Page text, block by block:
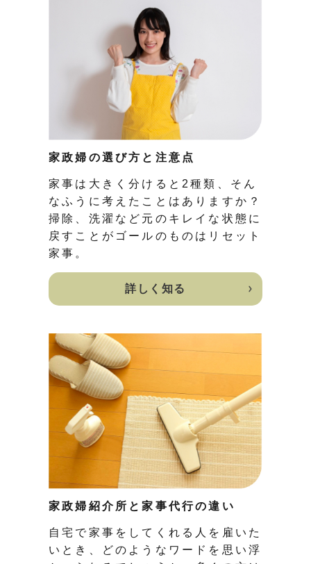
家政婦の選び方と注意点
家事は大きく分けると2種類、そん
なふうに考えたことはありますか？
掃除、洗濯など元のキレイな状態に
戻すことがゴールのものはリセット
家事。
詳しく知る
家政婦紹介所と家事代行の違い
自宅で家事をしてくれる人を雇いた
いとき、どのようなワードを思い浮